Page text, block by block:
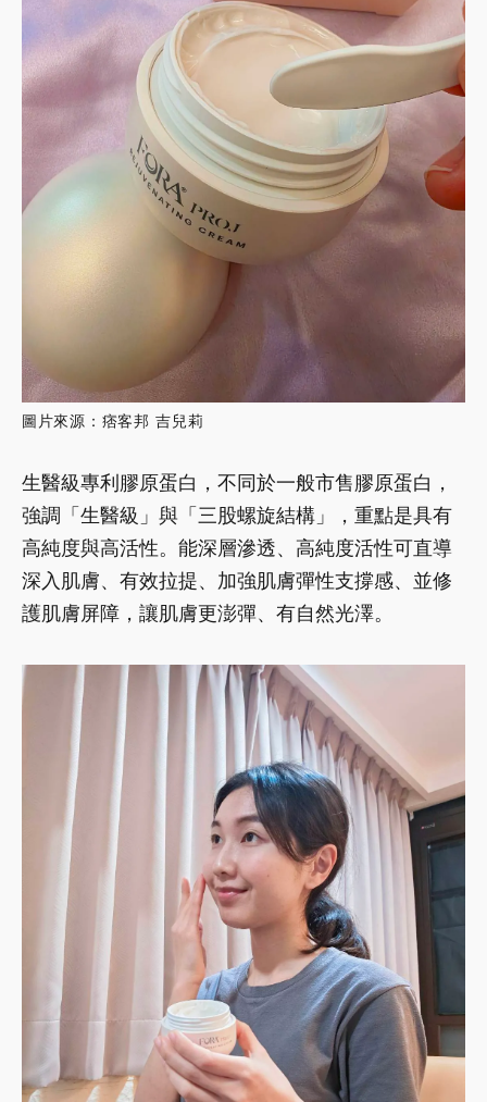
圖片來源：痞客邦 吉兒莉
生醫級專利膠原蛋白，不同於一般市售膠原蛋白，
強調「生醫級」與「三股螺旋結構」，重點是具有
高純度與高活性。能深層滲透、高純度活性可直導
深入肌膚、有效拉提、加強肌膚彈性支撐感、並修
護肌膚屏障，讓肌膚更澎彈、有自然光澤。